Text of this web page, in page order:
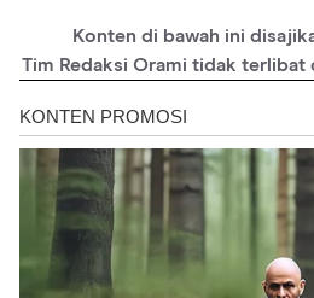
Konten di bawah ini
Tim Redaksi Orami tidak terlibat